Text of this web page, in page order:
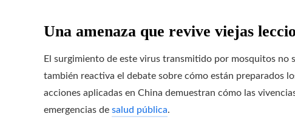
Una amenaza que revive viejas
El surgimiento de este virus transmitido por mosquitos no
también reactiva el debate sobre cómo están preparados
acciones aplicadas en China demuestran cómo las
emergencias de salud pública.